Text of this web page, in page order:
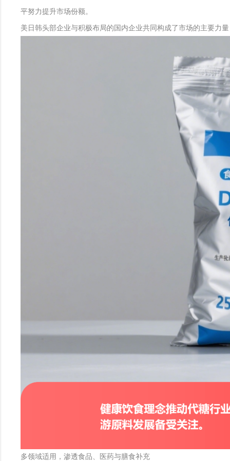
平努力提升市场份额。
美日韩头部企业与积极布局的国内企业共同构成了市场的主要力
多领域适用，渗透食品、医药与膳食补充